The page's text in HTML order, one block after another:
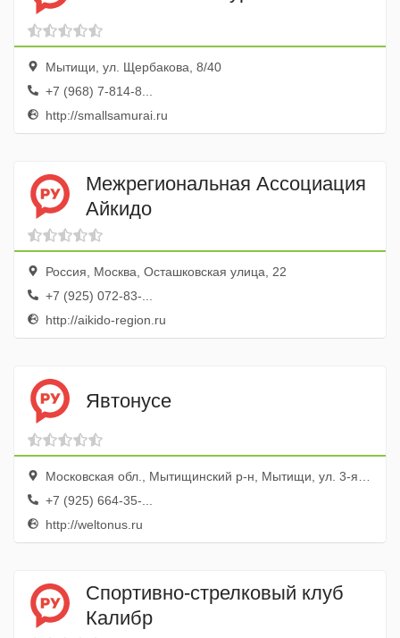
Мытищи, ул. Щербакова, 8/40
+7 (968) 7-814-8...
http://smallsamurai.ru
Межрегиональная Ассоциация
Айкидо
Россия, Москва, Осташковская улица, 22
+7 (925) 072-83-...
http://aikido-region.ru
Явтонусе
Московская обл., Мытищинский р-н, Мытищи, ул. 3-я Крестьянская, стр. 23
+7 (925) 664-35-...
http://weltonus.ru
Спортивно-стрелковый клуб
Калибр